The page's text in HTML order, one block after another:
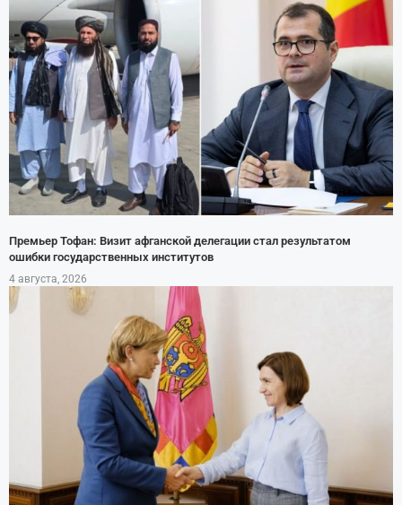
Премьер Тофан: Визит афганской делегации стал результатом
ошибки государственных институтов
4 августа, 2026